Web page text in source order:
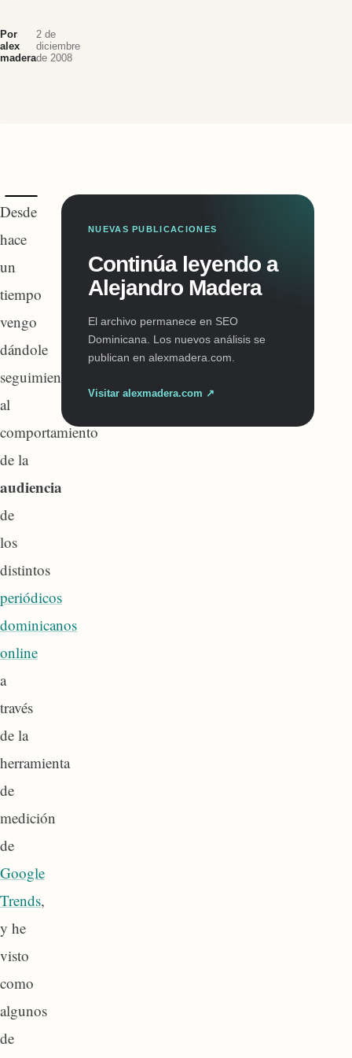
Por
alex
madera
2 de
diciembre
de 2008
Desde
hace
un
tiempo
vengo
dándole
seguimiento
al
comportamiento
de la
audiencia
de
los
distintos
periódicos
dominicanos
online
a
través
de la
herramienta
de
medición
de
Google
Trends,
y he
visto
como
algunos
de
NUEVAS PUBLICACIONES
Continúa leyendo a
Alejandro Madera
El archivo permanece en SEO
Dominicana. Los nuevos análisis se
publican en alexmadera.com.
Visitar alexmadera.com ↗